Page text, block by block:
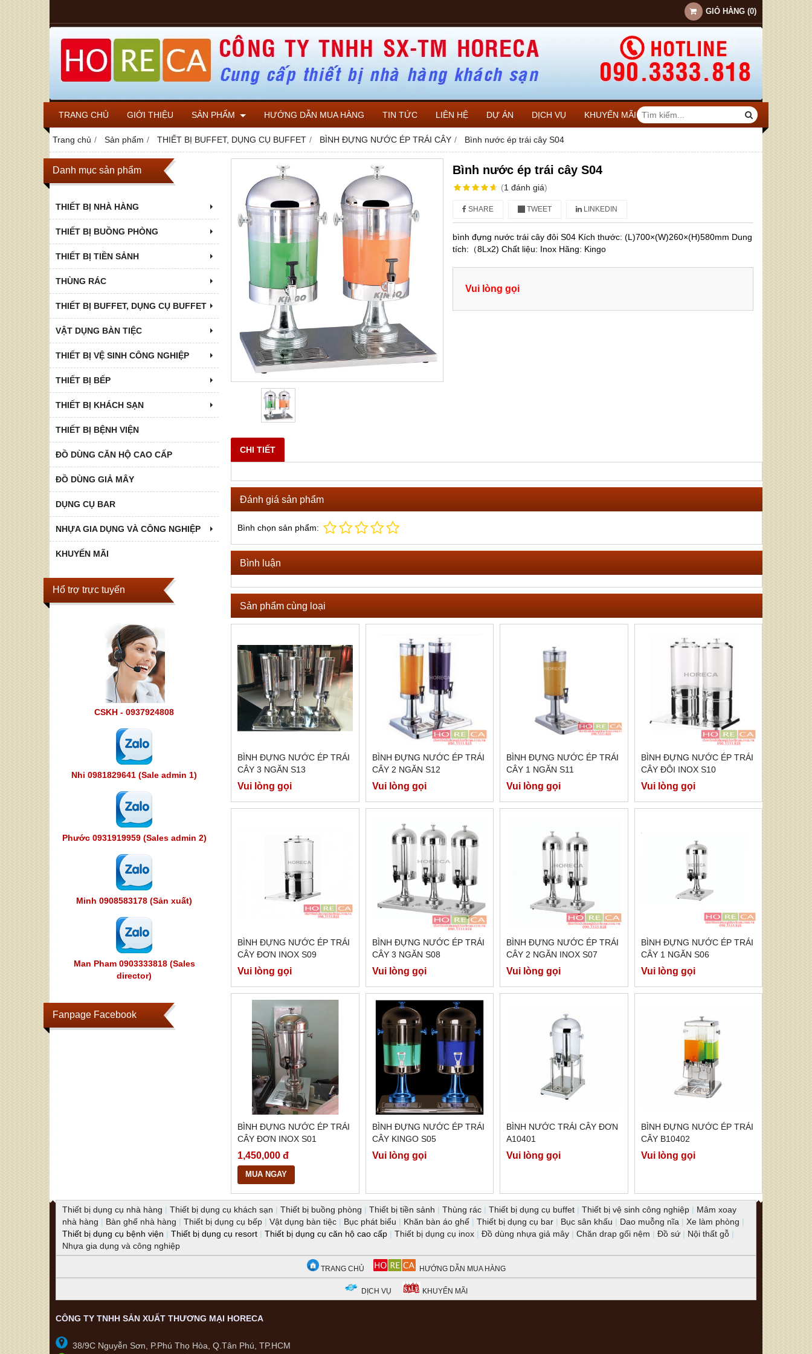
GIỎ HÀNG (0)
TRANG CHỦ GIỚI THIỆU SẢN PHẨM HƯỚNG DẪN MUA HÀNG TIN TỨC LIÊN HỆ DỰ ÁN DỊCH VỤ KHUYẾN MÃI
Trang chủ Sản phẩm THIẾT BỊ BUFFET, DỤNG CỤ BUFFET BÌNH ĐỰNG NƯỚC ÉP TRÁI CÂY Bình nước ép trái cây S04
Danh mục sản phẩm
THIẾT BỊ NHÀ HÀNG
THIẾT BỊ BUỒNG PHÒNG
THIẾT BỊ TIỀN SẢNH
THÙNG RÁC
THIẾT BỊ BUFFET, DỤNG CỤ BUFFET
VẬT DỤNG BÀN TIỆC
THIẾT BỊ VỆ SINH CÔNG NGHIỆP
THIẾT BỊ BẾP
THIẾT BỊ KHÁCH SẠN
THIẾT BỊ BỆNH VIỆN
ĐỒ DÙNG CĂN HỘ CAO CẤP
ĐỒ DÙNG GIẢ MÂY
DỤNG CỤ BAR
NHỰA GIA DỤNG VÀ CÔNG NGHIỆP
KHUYẾN MÃI
Hổ trợ trực tuyến
CSKH - 0937924808
Nhi 0981829641 (Sale admin 1)
Phước 0931919959 (Sales admin 2)
Minh 0908583178 (Sản xuất)
Man Pham 0903333818 (Sales
director)
Fanpage Facebook
Bình nước ép trái cây S04
(1 đánh giá)
SHARE TWEET LINKEDIN
bình đựng nước trái cây đôi S04 Kích thước: (L)700×(W)260×(H)580mm Dung
tích:（8Lx2) Chất liệu: Inox Hãng: Kingo
Vui lòng gọi
CHI TIẾT
Đánh giá sản phẩm
Bình chọn sản phẩm:
Bình luận
Sản phẩm cùng loại
BÌNH ĐỰNG NƯỚC ÉP TRÁI
CÂY 3 NGĂN S13
Vui lòng gọi
BÌNH ĐỰNG NƯỚC ÉP TRÁI
CÂY 2 NGĂN S12
Vui lòng gọi
BÌNH ĐỰNG NƯỚC ÉP TRÁI
CÂY 1 NGĂN S11
Vui lòng gọi
BÌNH ĐỰNG NƯỚC ÉP TRÁI
CÂY ĐÔI INOX S10
Vui lòng gọi
BÌNH ĐỰNG NƯỚC ÉP TRÁI
CÂY ĐƠN INOX S09
Vui lòng gọi
BÌNH ĐỰNG NƯỚC ÉP TRÁI
CÂY 3 NGĂN S08
Vui lòng gọi
BÌNH ĐỰNG NƯỚC ÉP TRÁI
CÂY 2 NGĂN INOX S07
Vui lòng gọi
BÌNH ĐỰNG NƯỚC ÉP TRÁI
CÂY 1 NGĂN S06
Vui lòng gọi
BÌNH ĐỰNG NƯỚC ÉP TRÁI
CÂY ĐƠN INOX S01
1,450,000 đ
MUA NGAY
BÌNH ĐỰNG NƯỚC ÉP TRÁI
CÂY KINGO S05
Vui lòng gọi
BÌNH NƯỚC TRÁI CÂY ĐƠN
A10401
Vui lòng gọi
BÌNH ĐỰNG NƯỚC ÉP TRÁI
CÂY B10402
Vui lòng gọi
Thiết bị dụng cụ nhà hàng | Thiết bị dụng cụ khách sạn | Thiết bị buồng phòng | Thiết bị tiền sảnh | Thùng rác | Thiết bị dụng cụ buffet | Thiết bị vệ sinh công nghiệp | Mâm xoay
nhà hàng | Bàn ghế nhà hàng | Thiết bị dụng cụ bếp | Vật dụng bàn tiệc | Bục phát biểu | Khăn bàn áo ghế | Thiết bị dụng cụ bar | Bục sân khấu | Dao muỗng nĩa | Xe làm phòng |
Thiết bị dụng cụ bệnh viện | Thiết bị dụng cụ resort | Thiết bị dụng cụ căn hộ cao cấp | Thiết bị dụng cụ inox | Đồ dùng nhựa giả mây | Chăn drap gối nệm | Đồ sứ | Nội thất gỗ |
Nhựa gia dụng và công nghiệp
TRANG CHỦ HƯỚNG DẪN MUA HÀNG
DỊCH VỤ KHUYẾN MÃI
CÔNG TY TNHH SẢN XUẤT THƯƠNG MẠI HORECA
38/9C Nguyễn Sơn, P.Phú Thọ Hòa, Q.Tân Phú, TP.HCM